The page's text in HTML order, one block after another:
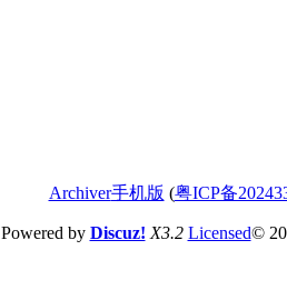
Archiver手机版 (粤ICP备
Powered by Discuz! X3.2 Licensed©